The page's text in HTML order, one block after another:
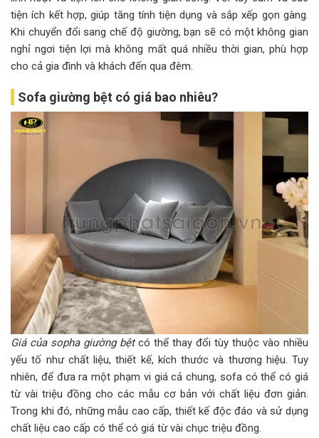
tiện ích kết hợp, giúp tăng tính tiện dụng và sắp xếp gọn gàng.
Khi chuyển đổi sang chế độ giường, bạn sẽ có một không gian
nghỉ ngơi tiện lợi mà không mất quá nhiều thời gian, phù hợp
cho cả gia đình và khách đến qua đêm.
Sofa giường bệt có giá bao nhiêu?
Giá của sopha giường bệtcó thể thay đổi tùy thuộc vào nhiều
yếu tố như chất liệu, thiết kế, kích thước và thương hiệu. Tuy
nhiên, để đưa ra một phạm vi giá cả chung, sofa có thể có giá
từ vài triệu đồng cho các mẫu cơ bản với chất liệu đơn giản.
Trong khi đó, những mẫu cao cấp, thiết kế độc đáo và sử dụng
chất liệu cao cấp có thể có giá từ vài chục triệu đồng.